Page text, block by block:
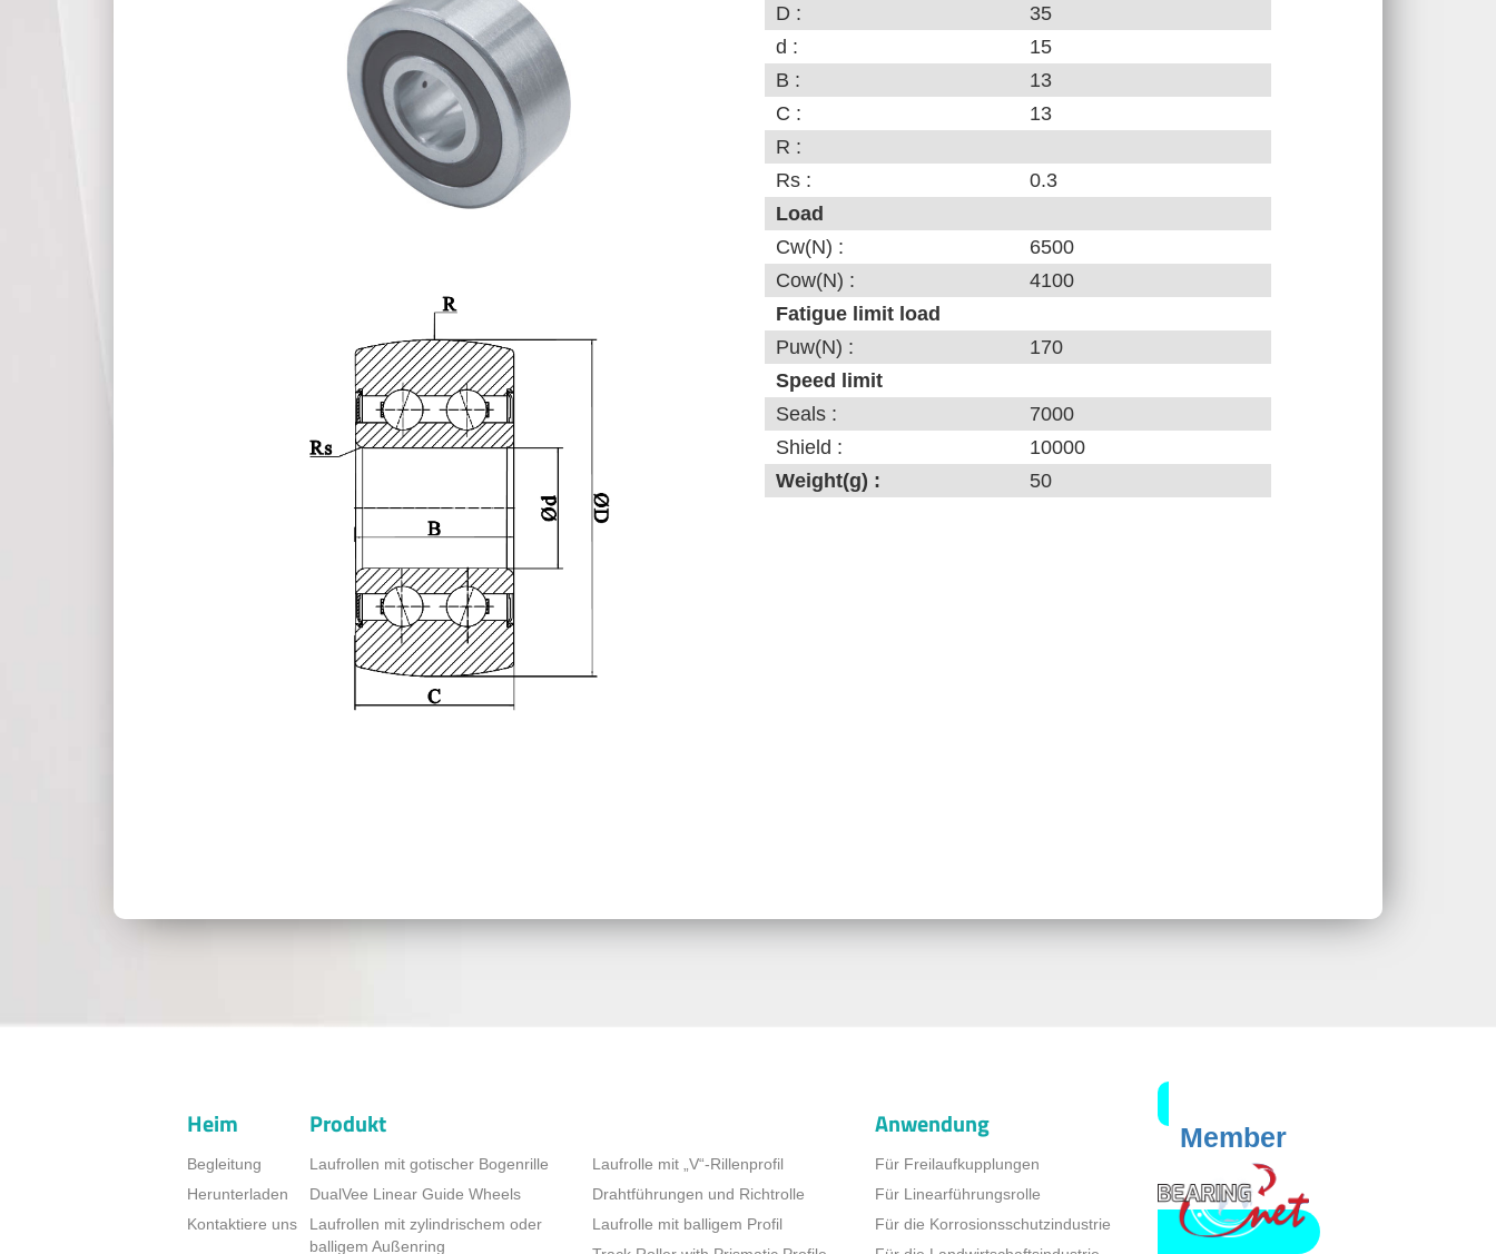
D :
35
d :
15
B :
13
C :
13
R :
Rs :
0.3
Load
Cw(N) :
6500
Cow(N) :
4100
Fatigue limit load
Puw(N) :
170
Speed ​​limit
Seals :
7000
Shield :
10000
Weight(g) :
50
Heim
Begleitung
Herunterladen
Kontaktiere uns
Produkt
Laufrollen mit gotischer Bogenrille
Laufrolle mit „V“-Rillenprofil
DualVee Linear Guide Wheels
Drahtführungen und Richtrolle
Laufrollen mit zylindrischem oder
balligem Außenring
Laufrolle mit balligem Profil
Anwendung
Für Freilaufkupplungen
Für Linearführungsrolle
Für die Korrosionsschutzindustrie
Member